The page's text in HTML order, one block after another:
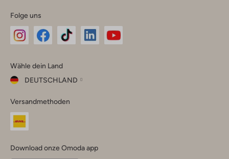
Folge uns
Instagram
Facebook
TikTok
Wähle dein Land
DEUTSCHLAND
dein
Land
Versandmethoden
Download onze Omoda app